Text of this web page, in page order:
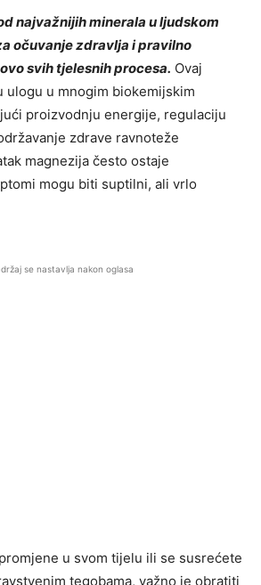
najvažnijih minerala u ljudskom
očuvanje zdravlja i pravilno
svih tjelesnih procesa. Ovaj
ulogu u mnogim biokemijskim
proizvodnju energije, regulaciju
zdrave ravnoteže
magnezija često ostaje
mogu biti suptilni, ali vrlo
se nastavlja nakon oglasa
u svom tijelu ili se susrećete
tegobama, važno je obratiti